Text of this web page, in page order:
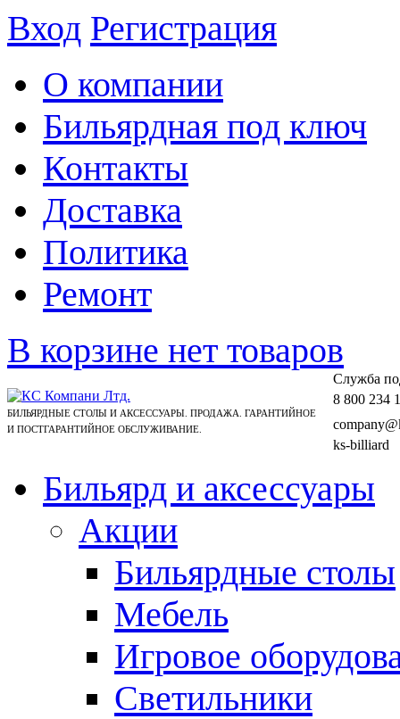
Вход Регистрация
О компании
Бильярдная под ключ
Контакты
Доставка
Политика
Ремонт
В корзине нет товаров
БИЛЬЯРДНЫЕ СТОЛЫ И АКСЕССУАРЫ. ПРОДАЖА. ГАРАНТИЙНОЕ
И ПОСТГАРАНТИЙНОЕ ОБСЛУЖИВАНИЕ.
Cлужба
8 800 234
ks-billiard
Бильярд и аксессуары
Акции
Бильярдные столы
Мебель
Игровое
Светильники